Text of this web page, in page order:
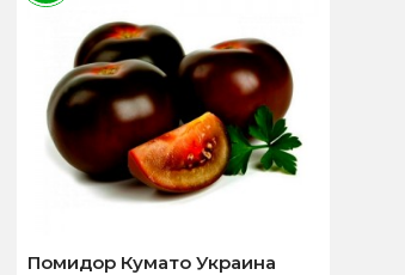
Помидор Кумато Украина